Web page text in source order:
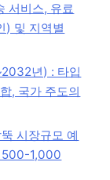
서비스, 유료
) 및 지역별
년) : 타입
, 국가 주도의
시장규모 예
1,000